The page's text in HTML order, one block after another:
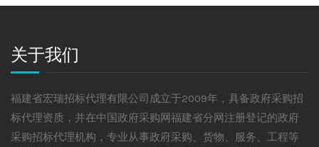
关于我们
福建省宏瑞招标代理有限公司成立于2009年，具备政府采购招
标代理资质，并在中国政府采购网福建省分网注册登记的政府
采购招标代理机构，专业从事政府采购、货物、服务、工程等